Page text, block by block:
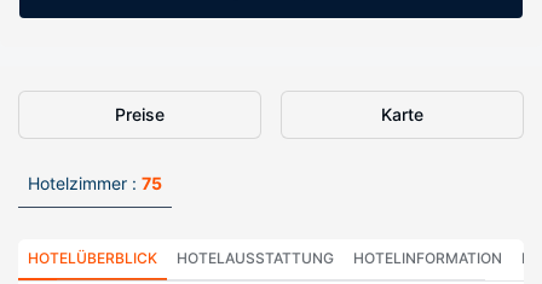
Preise Karte
Hotelzimmer : 75
HOTELÜBERBLICK HOTELAUSSTATTUNG HOTELINFORMATION